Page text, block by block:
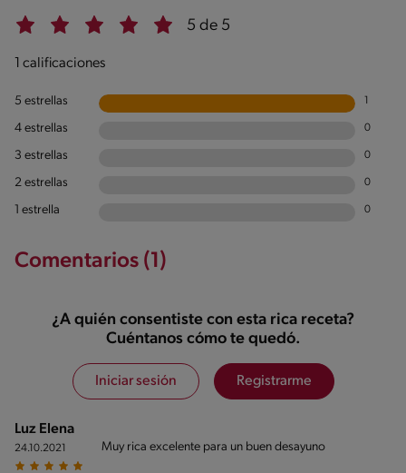
5 de 5
1 calificaciones
5 estrellas
4 estrellas 0
3 estrellas 0
2 estrellas 0
1 estrella 0
Comentarios (1)
¿A quién consentiste con esta rica receta?
Cuéntanos cómo te quedó.
Iniciar sesión Registrarme
Luz Elena
24.10.2021 Muy rica excelente para un buen desayuno